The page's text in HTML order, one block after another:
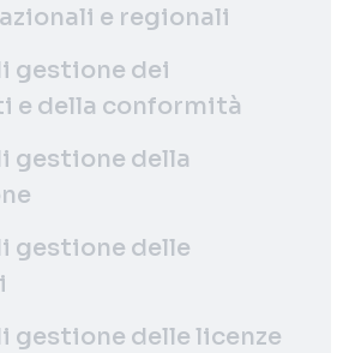
e regionali
gestione dei
e della conformità
gestione della
gestione delle
gestione delle licenze